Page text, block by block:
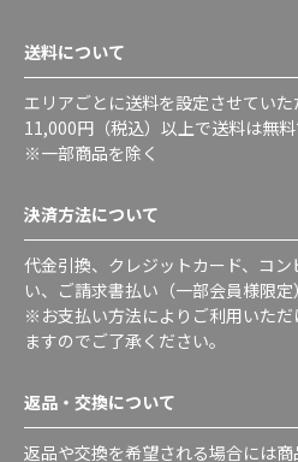
送料について
エリアごとに送料を設定させてい
11,000円（税込）以上で送料は無料
※一部商品を除く
決済方法について
代金引換、クレジットカード、コ
い、ご請求書払い（一部会員様限定）
※お支払い方法によりご利用いた
ますのでご了承ください。
返品・交換について
返品や交換を希望される場合には